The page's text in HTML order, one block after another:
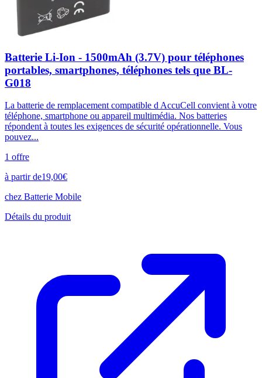
Batterie Li-Ion - 1500mAh (3.7V) pour téléphones
portables, smartphones, téléphones tels que BL-
G018
La batterie de remplacement compatible d AccuCell convient à votre
téléphone, smartphone ou appareil multimédia. Nos batteries
répondent à toutes les exigences de sécurité opérationnelle. Vous
pouvez...
1 offre
à partir de19,00€
chez Batterie Mobile
Détails du produit